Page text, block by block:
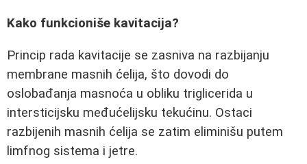
Kako funkcioniše kavitacija?
Princip rada kavitacije se zasniva na razbijanju
membrane masnih ćelija, što dovodi do
oslobađanja masnoća u obliku triglicerida u
intersticijsku međućelijsku tekućinu. Ostaci
razbijenih masnih ćelija se zatim eliminišu putem
limfnog sistema i jetre.